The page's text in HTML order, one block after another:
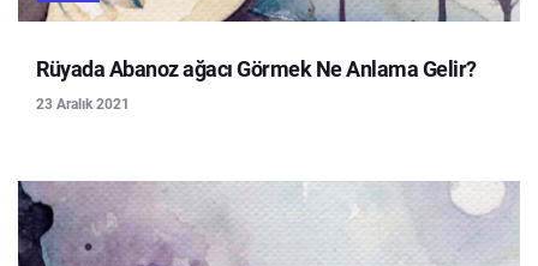
Rüyada Abanoz ağacı Görmek Ne Anlama Gelir?
23 Aralık 2021